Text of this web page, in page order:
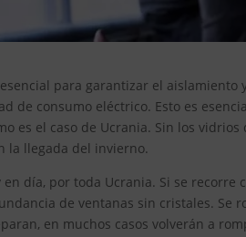
para garantizar el
de consumo eléctrico. Esto es
es el caso de Ucrania. Sin los
la llegada del invierno.
día, por toda Ucrania. Si se
de ventanas sin cristales. Se
en muchos casos volverán a